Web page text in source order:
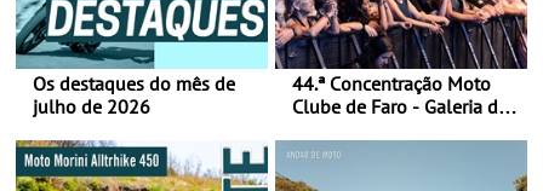
Os destaques do mês de
julho de 2026
44.ª Concentração Moto
Clube de Faro - Galeria de